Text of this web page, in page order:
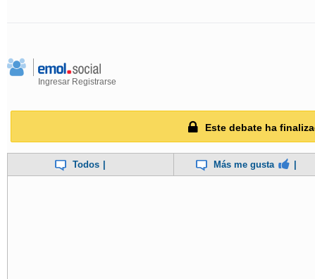
Ingresar Registrarse
Este debate ha
Todos Más me gusta